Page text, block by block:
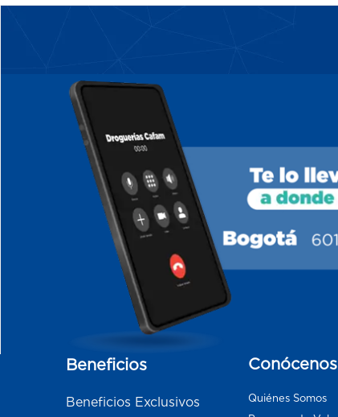
Beneficios
Beneficios Exclusivos
Conócenos
Quiénes Somos